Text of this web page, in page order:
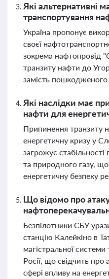
Які альтернативні
транспортування
Україна пропонує
своєї
зокрема нафтопровід
транзиту нафти до
замість
Які наслідки має
нафти для
Припинення транзиту
енергетичну кризу у
загрожує стабільності
та природного газу,
енергетичну безпеку
Що відомо про
Безпілотники СБУ
станцію Калейкіно в
магістральної
Росії, що свідчить про
сфері впливу на